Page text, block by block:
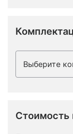
Выберите
Стоимость